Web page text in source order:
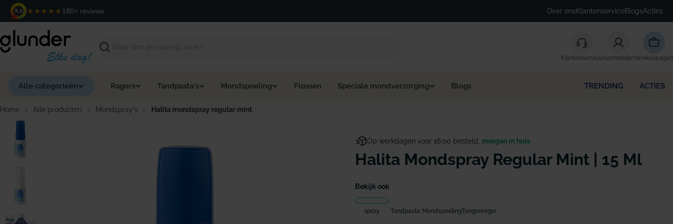
naar
inhoud
9,3 ★★★★★ 180+ reviews Over onsKlantenserviceBlogsActies
Zoeken
KlantenserviceAanmeldenWinkelwagen
Alle categorieën Ragers Tandpasta's Mondspoeling Flossen Speciale mondverzorging Blogs TRENDING ACTIES
Home › Alle producten › Mondspray's › Halita mondspray regular mint
Op werkdagen voor 16:00 besteld, morgen in huis
Halita Mondspray Regular Mint | 15 Ml
Bekijk ook
spray Tandpasta MondspoelingTongreiniger